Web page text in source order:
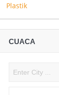
CUACA